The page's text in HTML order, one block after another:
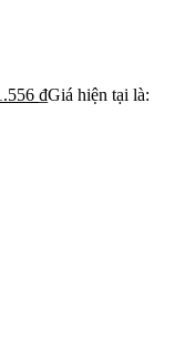
₫Giá hiện tại là: